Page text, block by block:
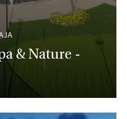
& Nature -